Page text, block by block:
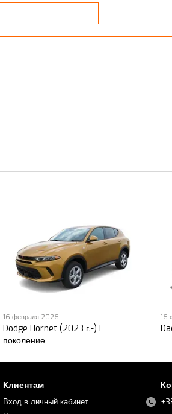
16 февраля 2026
Dodge Hornet (2023 г.-) I
поколение
16
Клиентам
Вход в личный кабинет